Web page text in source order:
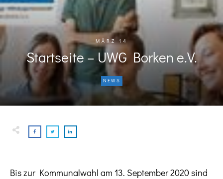
MÄRZ 14
Startseite – UWG Borken e.V.
NEWS
Bis zur Kommunalwahl am 13. September 2020 sind